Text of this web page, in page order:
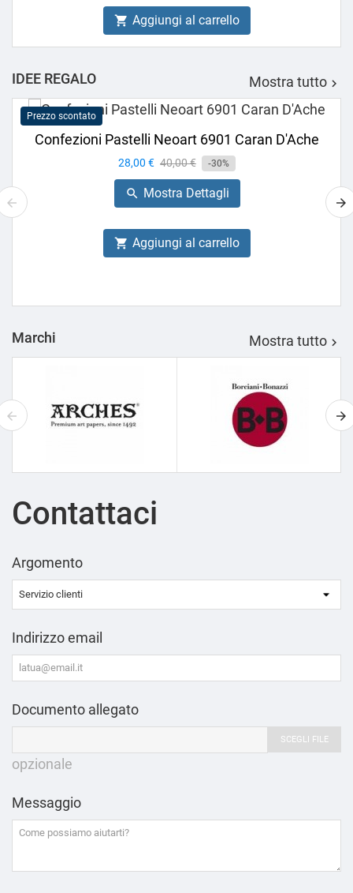
 Aggiungi al carrello
IDEE REGALO Mostra tutto 
Prezzo scontato
Confezioni Pastelli Neoart 6901 Caran D'Ache
Prezzo
28,00 € Prezzo
base
40,00 € -30%
 Mostra Dettagli
 Aggiungi al carrello
Marchi Mostra tutto 
Contattaci
Argomento
Indirizzo email
Documento allegato
SCEGLI FILE
opzionale
Messaggio